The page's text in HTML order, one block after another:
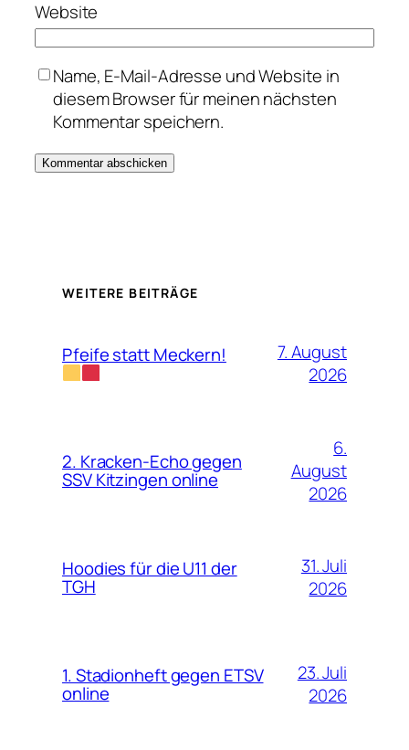
Website
Name, E-Mail-Adresse und Website in
diesem Browser für meinen nächsten
Kommentar speichern.
WEITERE BEITRÄGE
Pfeife statt Meckern!
7. August
2026
2. Kracken-Echo gegen
SSV Kitzingen online
6.
August
2026
Hoodies für die U11 der
TGH
31. Juli
2026
1. Stadionheft gegen ETSV
online
23. Juli
2026